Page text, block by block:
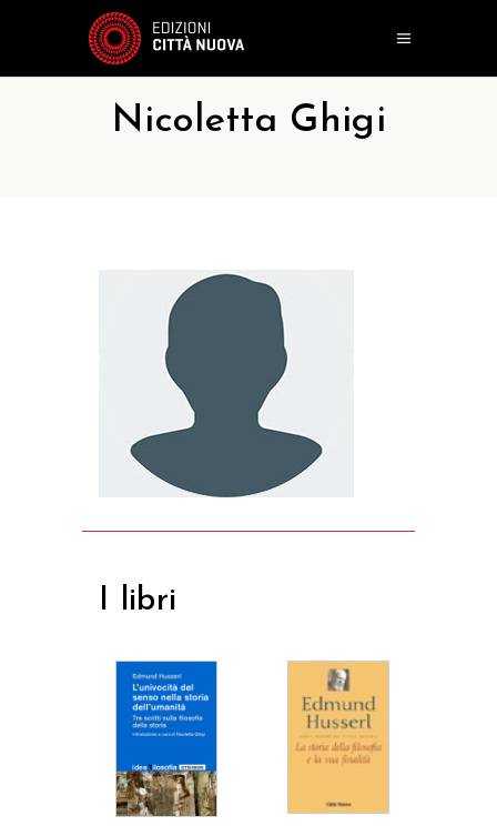
Nicoletta Ghigi
I libri